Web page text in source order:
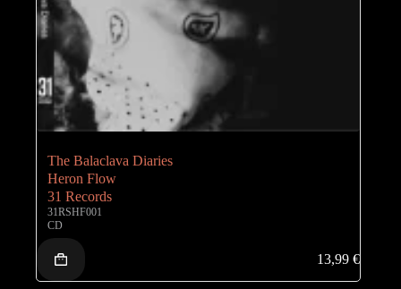
The Balaclava Diaries
Heron Flow
31 Records
31RSHF001
CD
13,99€